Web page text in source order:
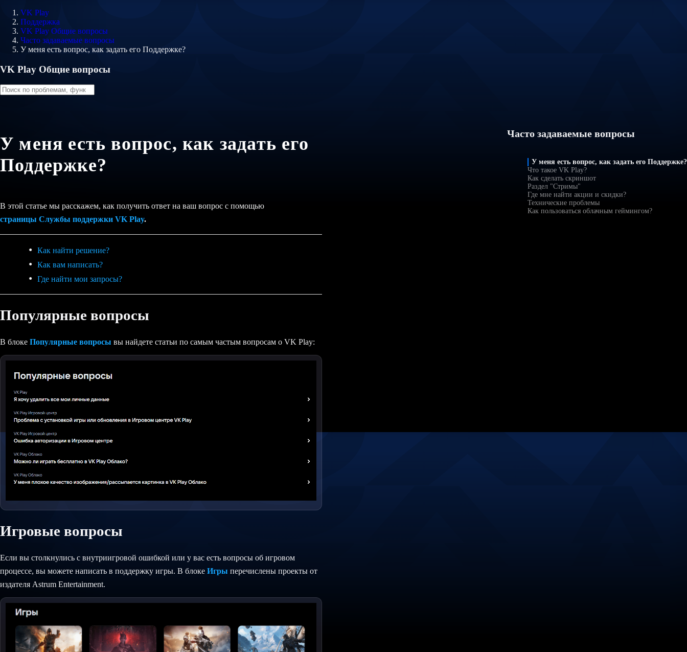
VK Play
Поддержка
VK Play Общие вопросы
Часто задаваемые вопросы
У меня есть вопрос, как задать его Поддержке?
VK Play Общие вопросы
У меня есть вопрос, как задать его
Поддержке?
В этой статье мы расскажем, как получить ответ на ваш вопрос с помощью
страницы Службы поддержки VK Play.
Как найти решение?
Как вам написать?
Где найти мои запросы?
Популярные вопросы
В блоке Популярные вопросы вы найдете статьи по самым частым вопросам о VK Play:
Игровые вопросы
Если вы столкнулись с внутриигровой ошибкой или у вас есть вопросы об игровом
процессе, вы можете написать в поддержку игры. В блоке Игры перечислены проекты от
издателя Astrum Entertainment.
Часто задаваемые вопросы
У меня есть вопрос, как задать его Поддержке?
Что такое VK Play?
Как сделать скриншот
Раздел "Стримы"
Где мне найти акции и скидки?
Технические проблемы
Как пользоваться облачным геймингом?